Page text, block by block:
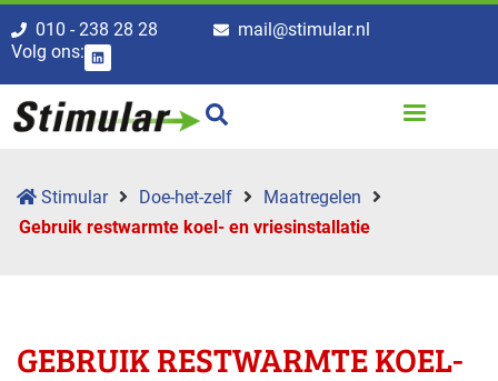
010 - 238 28 28
mail@stimular.nl
Volg ons:
Stimular Doe-het-zelf
Maatregelen
Gebruik restwarmte koel- en vriesinstallatie
GEBRUIK RESTWARMTE KOEL-